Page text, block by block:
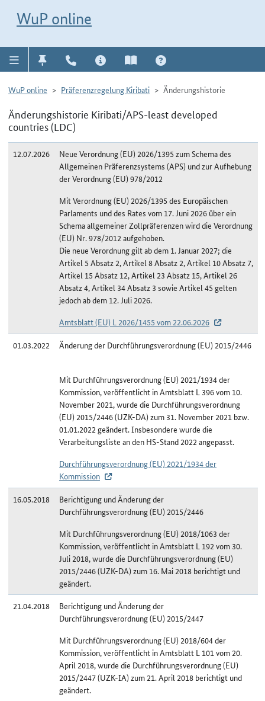
WuP online
WuP online Präferenzregelung Kiribati Änderungshistorie
Änderungshistorie Kiribati/APS-least developed
countries (LDC)
12.07.2026
Neue Verordnung (EU) 2026/1395 zum Schema des
Allgemeinen Präferenzsystems (APS) und zur Aufhebung
der Verordnung (EU) 978/2012
Mit Verordnung (EU) 2026/1395 des Europäischen
Parlaments und des Rates vom 17. Juni 2026 über ein
Schema allgemeiner Zollpräferenzen wird die Verordnung
(EU) Nr. 978/2012 aufgehoben.
Die neue Verordnung gilt ab dem 1. Januar 2027; die
Artikel 5 Absatz 2, Artikel 8 Absatz 2, Artikel 10 Absatz 7,
Artikel 15 Absatz 12, Artikel 23 Absatz 15, Artikel 26
Absatz 4, Artikel 34 Absatz 3 sowie Artikel 45 gelten
jedoch ab dem 12. Juli 2026.
Amtsblatt (EU) L 2026/1455 vom 22.06.2026
01.03.2022
Änderung der Durchführungsverordnung (EU) 2015/2446
Mit Durchführungsverordnung (EU) 2021/1934 der
Kommission, veröffentlicht in Amtsblatt L 396 vom 10.
November 2021, wurde die Durchführungsverordnung
(EU) 2015/2446 (UZK-DA) zum 31. November 2021 bzw.
01.01.2022 geändert. Insbesondere wurde die
Verarbeitungsliste an den HS-Stand 2022 angepasst.
Durchführungsverordnung (EU) 2021/1934 der
Kommission
16.05.2018
Berichtigung und Änderung der
Durchführungsverordnung (EU) 2015/2446
Mit Durchführungsverordnung (EU) 2018/1063 der
Kommission, veröffentlicht in Amtsblatt L 192 vom 30.
Juli 2018, wurde die Durchführungsverordnung (EU)
2015/2446 (UZK-DA) zum 16. Mai 2018 berichtigt und
geändert.
21.04.2018
Berichtigung und Änderung der
Durchführungsverordnung (EU) 2015/2447
Mit Durchführungsverordnung (EU) 2018/604 der
Kommission, veröffentlicht in Amtsblatt L 101 vom 20.
April 2018, wurde die Durchführungsverordnung (EU)
2015/2447 (UZK-IA) zum 21. April 2018 berichtigt und
geändert.